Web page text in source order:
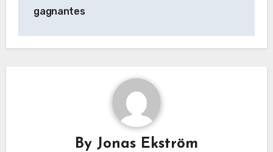
gagnantes
By Jonas Ekström